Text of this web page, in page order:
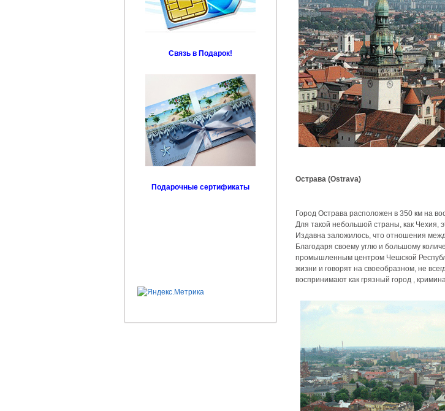
Острава (Ostrava)
Город Острава расположен в 350 км на
Для такой небольшой страны, как Чехия,
Издавна заложилось, что отношения
Благодаря своему углю и большому
промышленным центром Чешской
жизни и говорят на своеобразном, не
воспринимают как грязный город ,
Связь в Подарок!
Подарочные сертификаты